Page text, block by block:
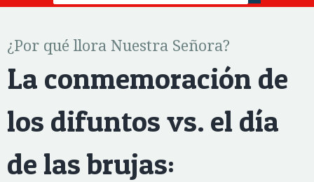
¿Por qué llora Nuestra Señora?
La conmemoración de
los difuntos vs. el día
de las brujas: